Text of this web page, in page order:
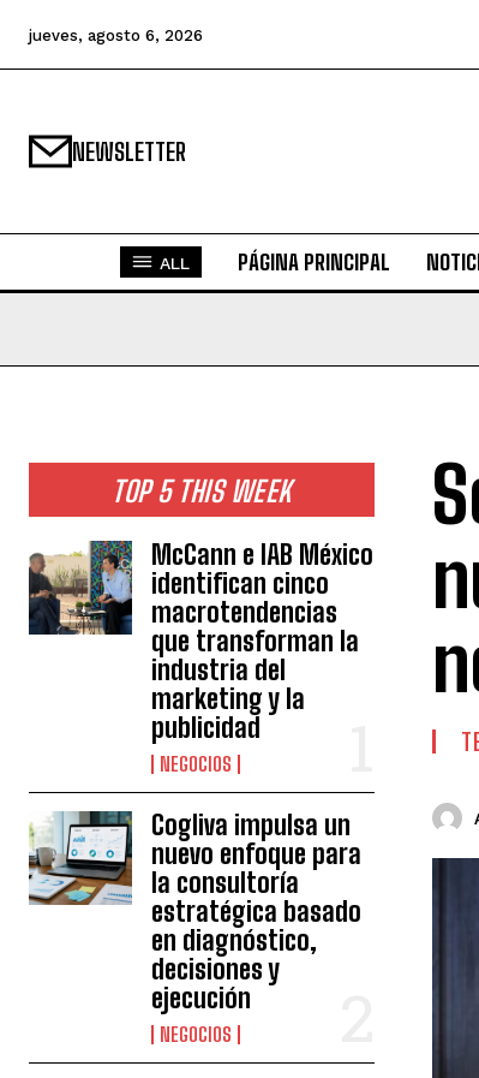
jueves, agosto 6, 2026
NEWSLETTER
ALL PÁGINA PRINCIPAL
TOP 5 THIS WEEK
McCann e IAB México
identifican cinco
macrotendencias
que transforman la
industria del
marketing y la
publicidad
NEGOCIOS
Cogliva impulsa un
nuevo enfoque para
la consultoría
estratégica basado
en diagnóstico,
decisiones y
ejecución
NEGOCIOS